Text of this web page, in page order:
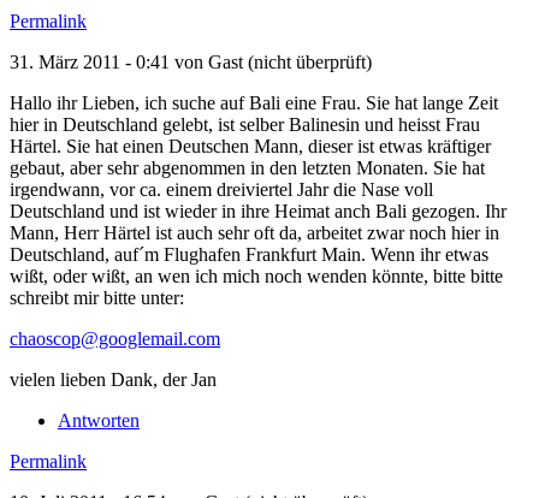
Permalink
31. März 2011 - 0:41 von Gast (nicht überprüft)
Hallo ihr Lieben, ich suche auf Bali eine Frau. Sie hat lange Zeit
hier in Deutschland gelebt, ist selber Balinesin und heisst Frau
Härtel. Sie hat einen Deutschen Mann, dieser ist etwas kräftiger
gebaut, aber sehr abgenommen in den letzten Monaten. Sie hat
irgendwann, vor ca. einem dreiviertel Jahr die Nase voll
Deutschland und ist wieder in ihre Heimat anch Bali gezogen. Ihr
Mann, Herr Härtel ist auch sehr oft da, arbeitet zwar noch hier in
Deutschland, auf´m Flughafen Frankfurt Main. Wenn ihr etwas
wißt, oder wißt, an wen ich mich noch wenden könnte, bitte bitte
schreibt mir bitte unter:
chaoscop@googlemail.com
vielen lieben Dank, der Jan
Antworten
Permalink